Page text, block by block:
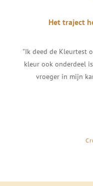
Het traject
"Ik deed de Kleurtest
kleur ook onderdeel
vroeger in mijn